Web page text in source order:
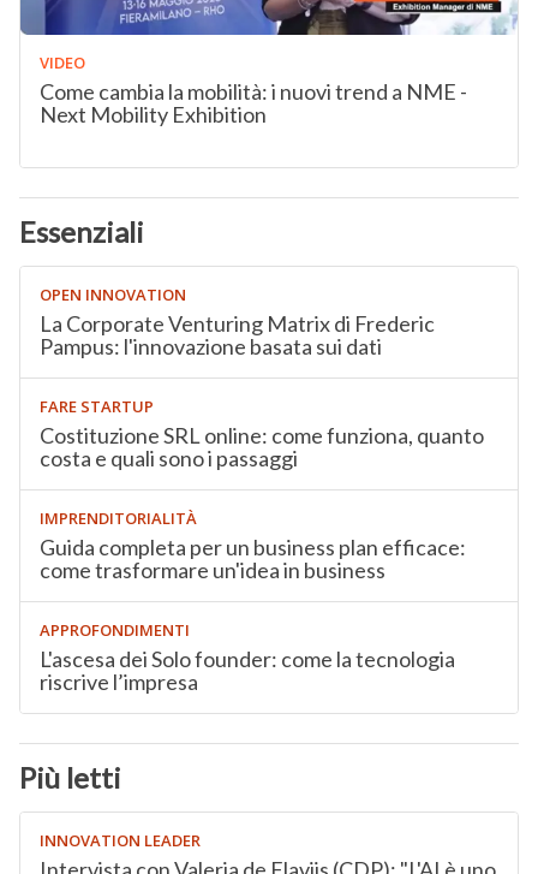
VIDEO
Come cambia la mobilità: i nuovi trend a NME -
Next Mobility Exhibition
Essenziali
OPEN INNOVATION
La Corporate Venturing Matrix di Frederic
Pampus: l'innovazione basata sui dati
FARE STARTUP
Costituzione SRL online: come funziona, quanto
costa e quali sono i passaggi
IMPRENDITORIALITÀ
Guida completa per un business plan efficace:
come trasformare un'idea in business
APPROFONDIMENTI
L'ascesa dei Solo founder: come la tecnologia
riscrive l’impresa
Più letti
INNOVATION LEADER